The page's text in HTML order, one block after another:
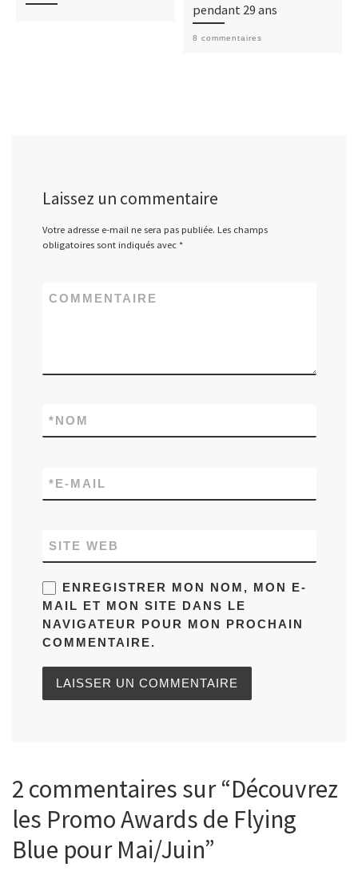
pendant 29 ans
8 commentaires
Laissez un commentaire
Votre adresse e-mail ne sera pas publiée. Les champs
obligatoires sont indiqués avec *
COMMENTAIRE
NOM
*
E-MAIL
*
SITE WEB
ENREGISTRER MON NOM, MON E-
MAIL ET MON SITE DANS LE
NAVIGATEUR POUR MON PROCHAIN
COMMENTAIRE.
2 commentaires sur “Découvrez
les Promo Awards de Flying
Blue pour Mai/Juin”